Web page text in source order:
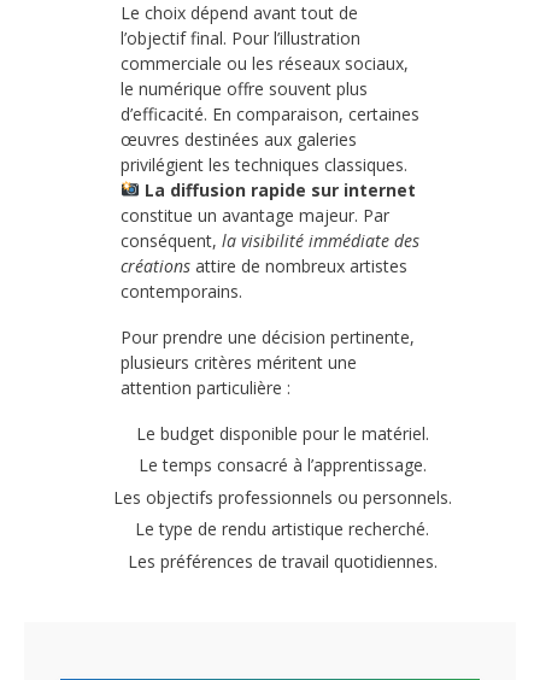
Le choix dépend avant tout de
l’objectif final. Pour l’illustration
commerciale ou les réseaux sociaux,
le numérique offre souvent plus
d’efficacité. En comparaison, certaines
œuvres destinées aux galeries
privilégient les techniques classiques.
La diffusion rapide sur internet
constitue un avantage majeur. Par
conséquent, la visibilité immédiate des
créations attire de nombreux artistes
contemporains.
Pour prendre une décision pertinente,
plusieurs critères méritent une
attention particulière :
Le budget disponible pour le matériel.
Le temps consacré à l’apprentissage.
Les objectifs professionnels ou personnels.
Le type de rendu artistique recherché.
Les préférences de travail quotidiennes.